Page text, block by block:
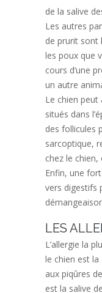
de la salive
Les autres
de prurit sont
les poux que
cours d’une
un autre
Le chien
situés dans
des follicules
sarcoptique,
chez le chien,
Enfin, une
vers digestifs
LES
L’allergie la
le chien est la
aux piqûres
est la salive